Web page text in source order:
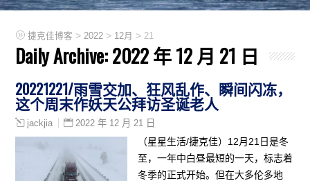
捷克佳博客 > 2022 > 12月 > 21
Daily Archive:2022 年 12 月 21 日
20221221/雨雪交加、狂风乱作、瞬间闪冻，
这个周末作妖天公拜访圣诞老人
jackjia 2022 年 12 月 21 日
（星星生活/捷克佳）12月21日是冬
至，一年中白昼最短的一天，标志着
冬季的正式开始。但在大多伦多地